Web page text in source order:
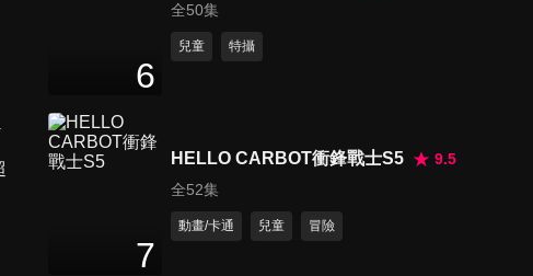
第247集 一模一樣羊羹/遺忘物
分鐘
6
全50集
兒童 特攝
7
HELLO CARBOT衝鋒戰士S5
9.5
全52集
動畫/卡通 兒童 冒險